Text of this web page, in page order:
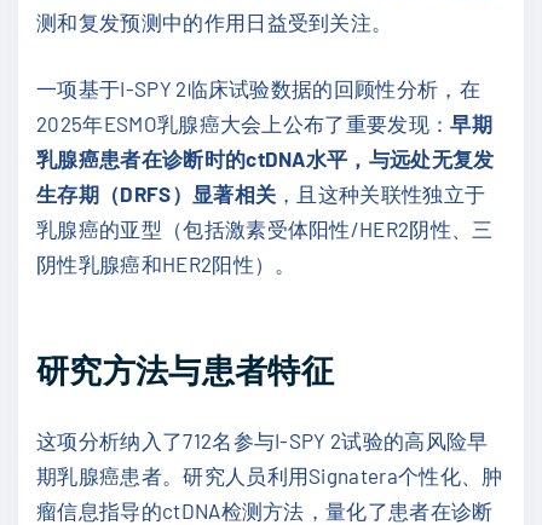
测和复发预测中的作用日益受到关注。
一项基于I-SPY 2临床试验数据的回顾性分析，在
2025年ESMO乳腺癌大会上公布了重要发现：早期
乳腺癌患者在诊断时的ctDNA水平，与远处无复发
生存期（DRFS）显著相关 ，且这种关联性独立于
乳腺癌的亚型（包括激素受体阳性/HER2阴性、三
阴性乳腺癌和HER2阳性）。
研究方法与患者特征
这项分析纳入了712名参与I-SPY 2试验的高风险早
期乳腺癌患者。研究人员利用Signatera个性化、肿
瘤信息指导的ctDNA检测方法，量化了患者在诊断